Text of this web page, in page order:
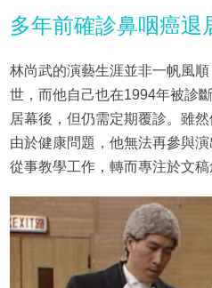
多年前確診鼻咽癌退
林尚武的演藝生涯並非一帆風
世，而他自己也在1994年被診
居幕後，但仍需定期覆診。雖
由於健康問題，他無法再參與
從事教學工作，轉而專注於文稿